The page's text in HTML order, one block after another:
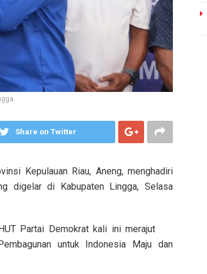
Share on Twitter
Kepulauan Riau, Aneng, menghadiri
digelar di Kabupaten Lingga, Selasa
Partai Demokrat kali ini merajut
untuk Indonesia Maju dan